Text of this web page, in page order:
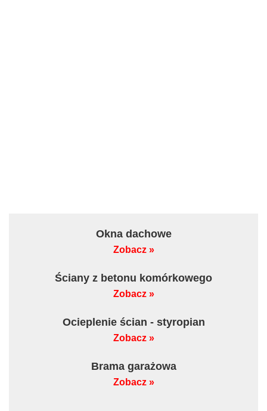
Okna dachowe
Zobacz »
Ściany z betonu komórkowego
Zobacz »
Ocieplenie ścian - styropian
Zobacz »
Brama garażowa
Zobacz »